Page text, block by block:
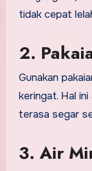
tidak cepat
2.
Gunakan
keringat. Hal
terasa segar
3. Air